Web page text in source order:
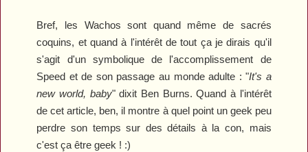
Bref, les Wachos sont quand même de sacrés
coquins, et quand à l'intérêt de tout ça je dirais qu'il
s'agit d'un symbolique de l'accomplissement de
Speed et de son passage au monde adulte : "It's a
new world, baby" dixit Ben Burns. Quand à l'intérêt
de cet article, ben, il montre à quel point un geek peu
perdre son temps sur des détails à la con, mais
c'est ça être geek ! :)